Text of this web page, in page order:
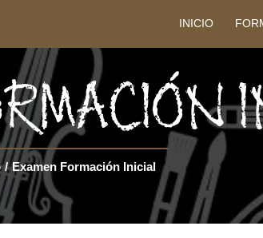
INICIO
/ Examen Formación Inicial